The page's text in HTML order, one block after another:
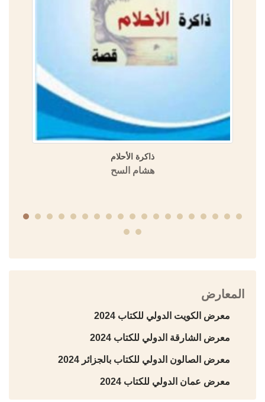
ذاكرة الأحلام
هشام السح
المعارض
معرض الكويت الدولي للكتاب 2024
معرض الشارقة الدولي للكتاب 2024
معرض الصالون الدولي للكتاب بالجزائر 2024
معرض عمان الدولي للكتاب 2024